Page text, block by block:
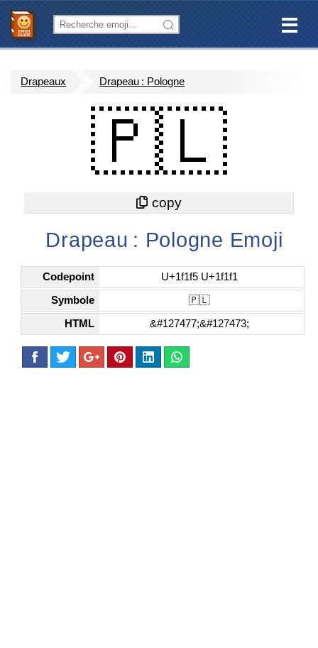
Drapeaux Drapeau : Pologne
🇵🇱
Drapeau : Pologne Emoji
Codepoint U+1f1f5 U+1f1f1
Symbole 🇵🇱
HTML &#127477;&#127473;